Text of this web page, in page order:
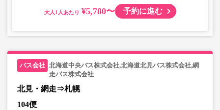
大人 ¥5,780〜 予約に進む
北海道中央バス株式会社,北海道北見バス株式会社,網
走バス株式会社
北見・網走⇒札幌
104便